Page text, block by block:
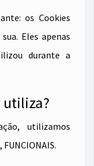
os Cookies
Eles apenas
durante a
utiliza?
utilizamos